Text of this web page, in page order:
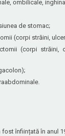
ombilicale,
de stomac;
(corpi străini,
(corpi străini,
fost înființată în anul